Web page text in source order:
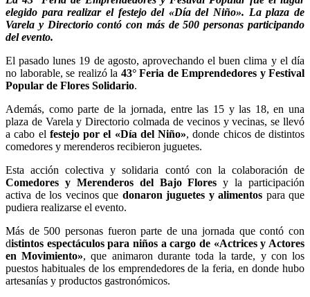
elegido para realizar el festejo del «Día del Niño». La plaza de
Varela y Directorio contó con más de 500 personas participando
del evento.
El pasado lunes 19 de agosto, aprovechando el buen clima y el día
no laborable, se realizó la 43° Feria de Emprendedores y Festival
Popular de Flores Solidario.
Además, como parte de la jornada, entre las 15 y las 18, en una
plaza de Varela y Directorio colmada de vecinos y vecinas, se llevó
a cabo el festejo por el «Día del Niño», donde chicos de distintos
comedores y merenderos recibieron juguetes.
Esta acción colectiva y solidaria contó con la colaboración de
Comedores y Merenderos del Bajo Flores y la participación
activa de los vecinos que donaron juguetes y alimentos para que
pudiera realizarse el evento.
Más de 500 personas fueron parte de una jornada que contó con
distintos espectáculos para niños a cargo de «Actrices y Actores
en Movimiento», que animaron durante toda la tarde, y con los
puestos habituales de los emprendedores de la feria, en donde hubo
artesanías y productos gastronómicos.